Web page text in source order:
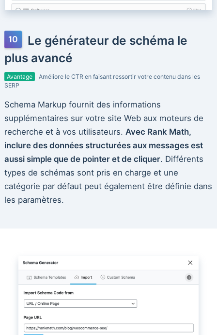
Le générateur de schéma le
plus avancé
Avantage
Améliore le CTR en faisant ressortir votre contenu dans les
SERP
Schema Markup fournit des informations
supplémentaires sur votre site Web aux moteurs de
recherche et à vos utilisateurs. Avec Rank Math,
inclure des données structurées aux messages est
aussi simple que de pointer et de cliquer. Différents
types de schémas sont pris en charge et une
catégorie par défaut peut également être définie dans
les paramètres.